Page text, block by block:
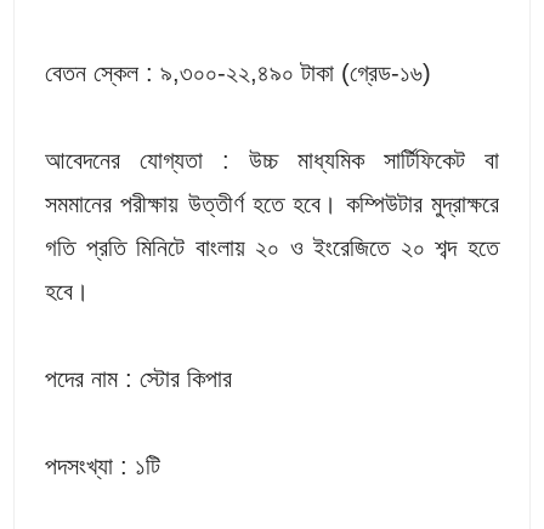
বেতন স্কেল : ৯,৩০০-২২,৪৯০ টাকা (গ্রেড-১৬)
আবেদনের যোগ্যতা : উচ্চ মাধ্যমিক সার্টিফিকেট বা
সমমানের পরীক্ষায় উত্তীর্ণ হতে হবে। কম্পিউটার মুদ্রাক্ষরে
গতি প্রতি মিনিটে বাংলায় ২০ ও ইংরেজিতে ২০ শব্দ হতে
হবে।
পদের নাম : স্টোর কিপার
পদসংখ্যা : ১টি